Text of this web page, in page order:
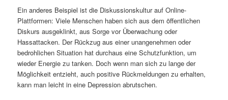
en
n
Ein anderes Beispiel ist die Diskussionskultur auf Online-
Plattformen: Viele Menschen haben sich aus dem öffentlichen
Diskurs ausgeklinkt, aus Sorge vor Überwachung oder
Hassattacken. Der Rückzug aus einer unangenehmen oder
bedrohlichen Situation hat durchaus eine Schutzfunktion, um
wieder Energie zu tanken. Doch wenn man sich zu lange der
Möglichkeit entzieht, auch positive Rückmeldungen zu erhalten,
kann man leicht in eine Depression abrutschen.